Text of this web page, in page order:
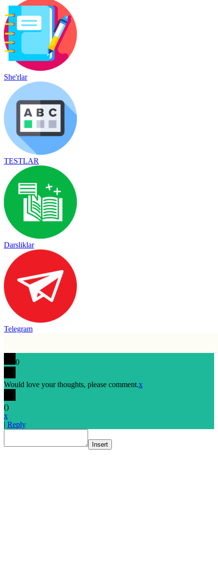
She'rlar
TESTLAR
Darsliklar
Telegram
0
Would love your thoughts, please comment.x
()
x
| Reply
Insert